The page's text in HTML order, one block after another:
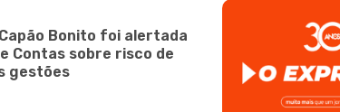
Bonito foi alertada
Contas sobre risco de
gestões